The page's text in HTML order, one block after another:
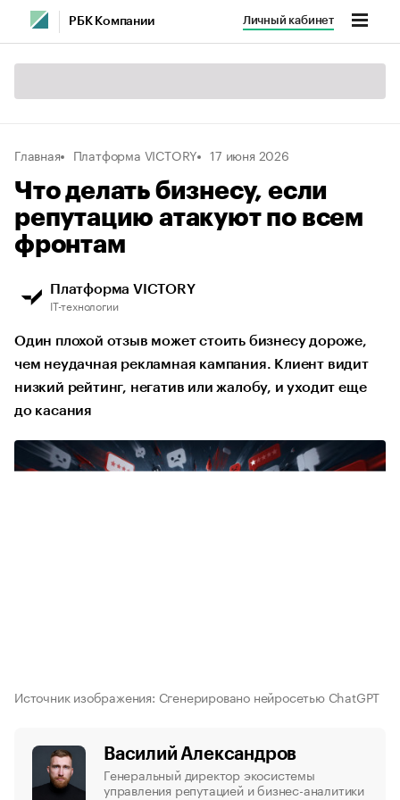
РБК Компании Личный кабинет
Главная Платформа VICTORY 17 июня 2026
Что делать бизнесу, если
репутацию атакуют по всем
фронтам
Платформа VICTORY
IT-технологии
Один плохой отзыв может стоить бизнесу дороже,
чем неудачная рекламная кампания. Клиент видит
низкий рейтинг, негатив или жалобу, и уходит еще
до касания
Источник изображения: Сгенерировано нейросетью ChatGPT
Василий Александров
Генеральный директор экосистемы
управления репутацией и бизнес-аналитики